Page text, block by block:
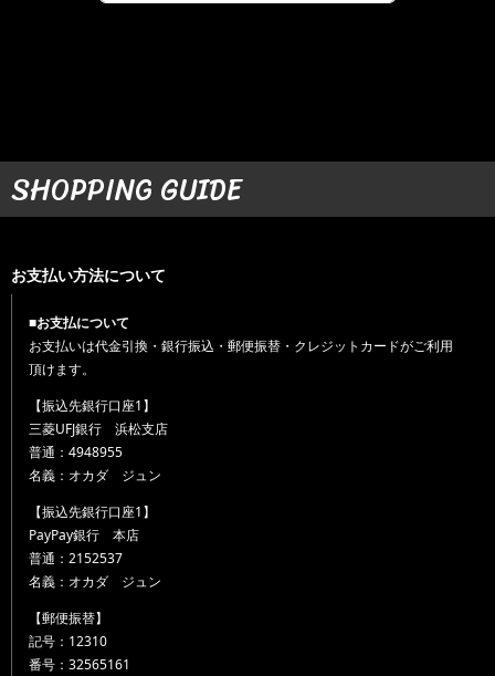
SHOPPING GUIDE
お支払い方法について
■お支払について
お支払いは代金引換・銀行振込・郵便振替・クレジットカードがご利用
頂けます。
【振込先銀行口座1】
三菱UFJ銀行 浜松支店
普通：4948955
名義：オカダ ジュン
【振込先銀行口座1】
PayPay銀行 本店
普通：2152537
名義：オカダ ジュン
【郵便振替】
記号：12310
番号：32565161